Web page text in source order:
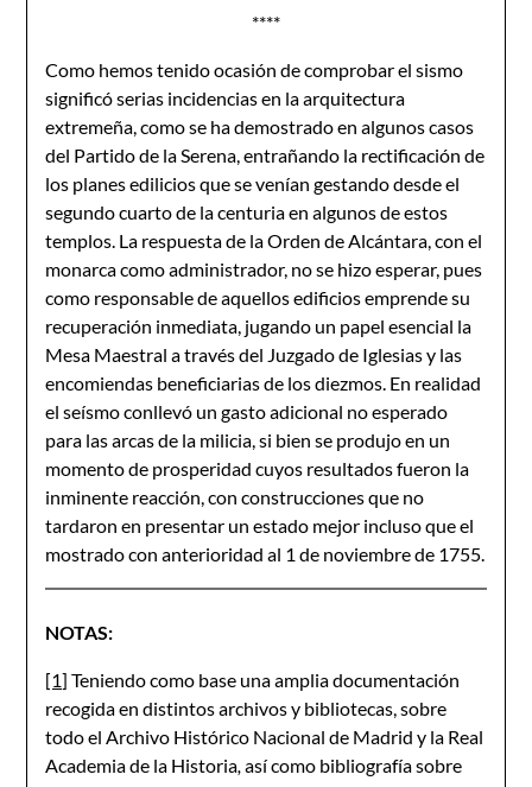
****
Como hemos tenido ocasión de comprobar el sismo
significó serias incidencias en la arquitectura
extremeña, como se ha demostrado en algunos casos
del Partido de la Serena, entrañando la rectificación de
los planes edilicios que se venían gestando desde el
segundo cuarto de la centuria en algunos de estos
templos. La respuesta de la Orden de Alcántara, con el
monarca como administrador, no se hizo esperar, pues
como responsable de aquellos edificios emprende su
recuperación inmediata, jugando un papel esencial la
Mesa Maestral a través del Juzgado de Iglesias y las
encomiendas beneficiarias de los diezmos. En realidad
el seísmo conllevó un gasto adicional no esperado
para las arcas de la milicia, si bien se produjo en un
momento de prosperidad cuyos resultados fueron la
inminente reacción, con construcciones que no
tardaron en presentar un estado mejor incluso que el
mostrado con anterioridad al 1 de noviembre de 1755.
NOTAS:
[1] Teniendo como base una amplia documentación
recogida en distintos archivos y bibliotecas, sobre
todo el Archivo Histórico Nacional de Madrid y la Real
Academia de la Historia,así como bibliografía sobre